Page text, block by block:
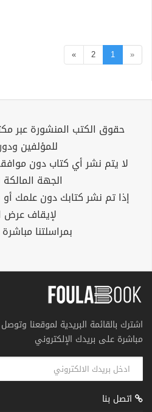
«
1
2
»
حقوق الكتب المنشورة عبر
للمؤلفين
لا يتم نشر أي كتاب دون
الجهة
إذا تم نشر كتابك دون علمك أو
لإيقاف عرض
بمراسلتنا
اشترك بالقائمة البريدية لموقعنا
مباشرة على بريدك الإلكتروني
اتصل بنا